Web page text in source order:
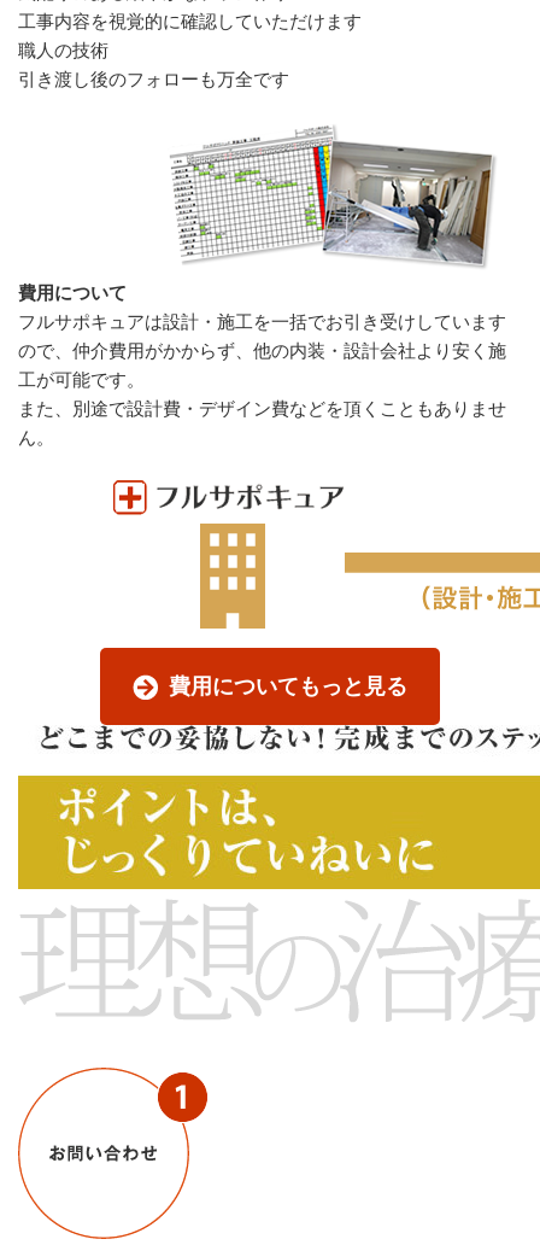
工事内容を視覚的に確認していただけます
職人の技術
引き渡し後のフォローも万全です
費用について
フルサポキュアは設計・施工を一括でお引き受けしています
ので、仲介費用がかからず、他の内装・設計会社より安く施
工が可能です。
また、別途で設計費・デザイン費などを頂くこともありませ
ん。
費用についてもっと見る